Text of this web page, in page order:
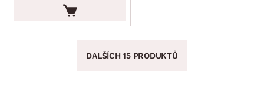
DALŠÍCH 15 PRODUKTŮ